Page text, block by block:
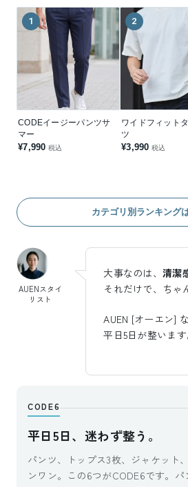
1
CODEイージーパンツサ
マー
¥7,990 税込
2
ワイドフィット
ツ
¥3,990 税込
カテゴリ別ランキング
AUENスタイ
リスト
大事なのは、清潔
それだけで、ちゃ
AUEN [オーエン]
平日5日が整います
CODE6
平日5日、迷わず整う。
パンツ、トップス3枚、ジャケット
ンワン。この6つがCODE6です。